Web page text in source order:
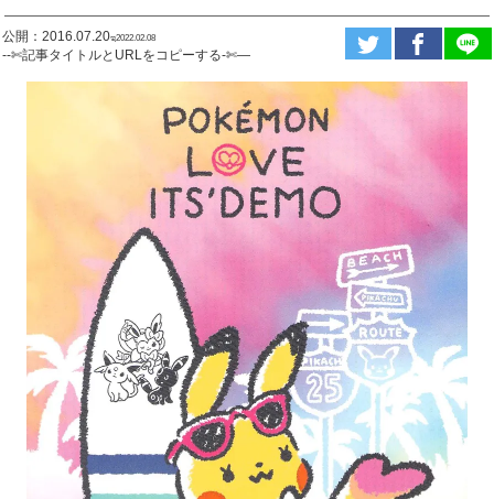
公開：2016.07.20ಇ2022.02.08
--✄記事タイトルとURLをコピーする-✄—